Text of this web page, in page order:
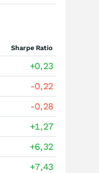
Sharpe Ratio
+0,23
-0,22
-0,28
+1,27
+6,32
+7,43